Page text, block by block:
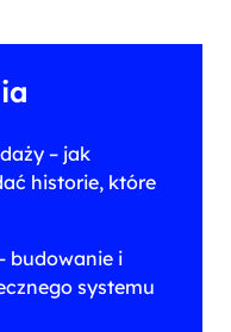
– jak
historie, które
budowanie i
systemu